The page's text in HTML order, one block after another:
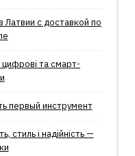
Латвии с доставкой по
цифрові та смарт-
первый инструмент
стиль і надійність —